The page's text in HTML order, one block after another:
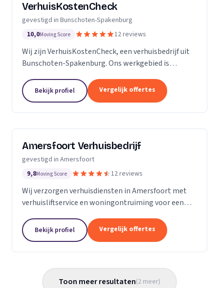
VerhuisKostenCheck
gevestigd in Bunschoten-Spakenburg
10,0Moving Score 12 reviews
Wij zijn VerhuisKostenCheck, een verhuisbedrijf uit
Bunschoten-Spakenburg. Ons werkgebied is
Bekijk profiel Vergelijk offertes
Amersfoort Verhuisbedrijf
gevestigd in Amersfoort
9,8Moving Score 12 reviews
Wij verzorgen verhuisdiensten in Amersfoort met
verhuisliftservice en woningontruiming voor een
Bekijk profiel Vergelijk offertes
Toon meer resultaten(2 meer)